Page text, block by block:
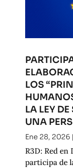
LOS
LA LEY
UNA
Ene 28, 2026|
R3D: Red en
participa de